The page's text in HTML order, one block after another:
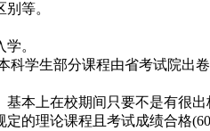
等。
。
学生部分课程由省考试院出卷
本上在校期间只要不是有很出
的理论课程且考试成绩合格